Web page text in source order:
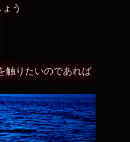
う
触りたいのであれば